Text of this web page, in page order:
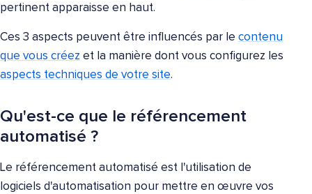
pertinent apparaisse en haut.
Ces 3 aspects peuvent être influencés par le contenu
que vous créez et la manière dont vous configurez les
aspects techniques de votre site.
Qu'est-ce que le référencement
automatisé ?
Le référencement automatisé est l'utilisation de
logiciels d'automatisation pour mettre en œuvre vos